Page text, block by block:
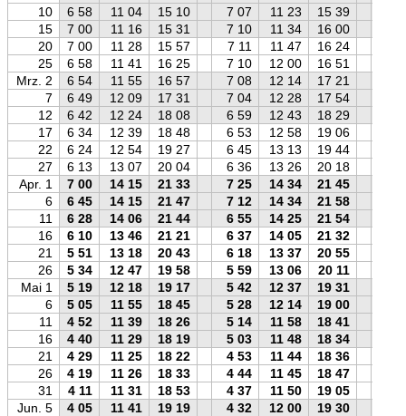
10
6 58 11 04 15 10 7 07 11 23 15 39
15
7 00 11 16 15 31 7 10 11 34 16 00
20
7 00 11 28 15 57 7 11 11 47 16 24
25
6 58 11 41 16 25 7 10 12 00 16 51
Mrz. 2
6 54 11 55 16 57 7 08 12 14 17 21
7
6 49 12 09 17 31 7 04 12 28 17 54
12
6 42 12 24 18 08 6 59 12 43 18 29
17
6 34 12 39 18 48 6 53 12 58 19 06
22
6 24 12 54 19 27 6 45 13 13 19 44
27
6 13 13 07 20 04 6 36 13 26 20 18
Apr. 1
7 00 14 15 21 33 7 25 14 34 21 45
6
6 45 14 15 21 47 7 12 14 34 21 58
11
6 28 14 06 21 44 6 55 14 25 21 54
16
6 10 13 46 21 21 6 37 14 05 21 32
21
5 51 13 18 20 43 6 18 13 37 20 55
26
5 34 12 47 19 58 5 59 13 06 20 11
Mai 1
5 19 12 18 19 17 5 42 12 37 19 31
6
5 05 11 55 18 45 5 28 12 14 19 00
11
4 52 11 39 18 26 5 14 11 58 18 41
16
4 40 11 29 18 19 5 03 11 48 18 34
21
4 29 11 25 18 22 4 53 11 44 18 36
26
4 19 11 26 18 33 4 44 11 45 18 47
31
4 11 11 31 18 53 4 37 11 50 19 05
Jun. 5
4 05 11 41 19 19 4 32 12 00 19 30